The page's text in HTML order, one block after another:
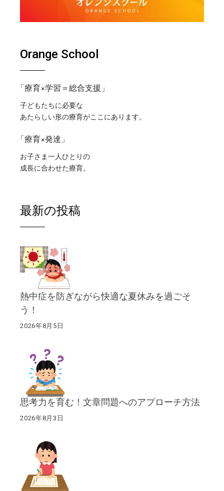
Orange School
「療育×学習＝総合支援」
子どもたちに必要な
あたらしい形の療育がここにあります。
「療育×発達」
お子さま一人ひとりの
成長に合わせた療育。
最新の投稿
熱中症を防ぎながら快適な夏休みを過ごそ
う！
2026年8月5日
思考力を育む！文章問題へのアプローチ方法
2026年8月3日